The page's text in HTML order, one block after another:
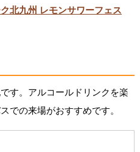
北九州 レモンサワーフェス
す。アルコールドリンクを楽
での来場がおすすめです。